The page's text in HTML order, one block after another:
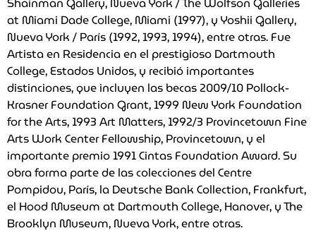
at Miami Dade College, Miami (1997), y Yoshii Gallery,
Nueva York / París (1992, 1993, 1994), entre otras. Fue
Artista en Residencia en el prestigioso Dartmouth
College, Estados Unidos, y recibió importantes
distinciones, que incluyen las becas 2009/10 Pollock-
Krasner Foundation Grant, 1999 New York Foundation
for the Arts, 1993 Art Matters, 1992/3 Provincetown Fine
Arts Work Center Fellowship, Provincetown, y el
importante premio 1991 Cintas Foundation Award. Su
obra forma parte de las colecciones del Centre
Pompidou, París, la Deutsche Bank Collection, Frankfurt,
el Hood Museum at Dartmouth College, Hanover, y The
Brooklyn Museum, Nueva York, entre otras.